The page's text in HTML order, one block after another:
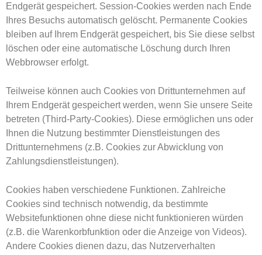
Endgerät gespeichert. Session-Cookies werden nach Ende
Ihres Besuchs automatisch gelöscht. Permanente Cookies
bleiben auf Ihrem Endgerät gespeichert, bis Sie diese selbst
löschen oder eine automatische Löschung durch Ihren
Webbrowser erfolgt.
Teilweise können auch Cookies von Drittunternehmen auf
Ihrem Endgerät gespeichert werden, wenn Sie unsere Seite
betreten (Third-Party-Cookies). Diese ermöglichen uns oder
Ihnen die Nutzung bestimmter Dienstleistungen des
Drittunternehmens (z.B. Cookies zur Abwicklung von
Zahlungsdienstleistungen).
Cookies haben verschiedene Funktionen. Zahlreiche
Cookies sind technisch notwendig, da bestimmte
Websitefunktionen ohne diese nicht funktionieren würden
(z.B. die Warenkorbfunktion oder die Anzeige von Videos).
Andere Cookies dienen dazu, das Nutzerverhalten